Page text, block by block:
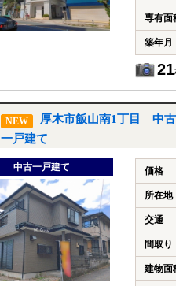
専有面
築年月
21
NEW
厚木市飯山南1丁目 中
一戸建て
中古一戸建て 価格
所在地
交通
間取り
建物面